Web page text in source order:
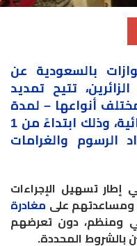
بالسعودية عن
تتيح تمديد
أنواعها – لمدة
30 يوماً بهدف المغادرة النهائية، وذلك ابتداءً من 1
سداد الرسوم والغرامات
إطار تسهيل الإجراءات
ومساعدتهم على مغادرة
ومنظم، دون تعرضهم
بالشروط المحددة.